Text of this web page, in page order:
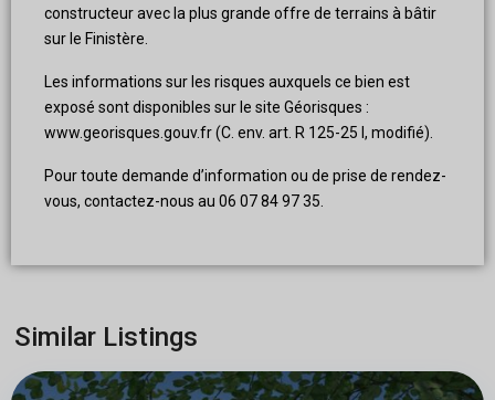
constructeur avec la plus grande offre de terrains à bâtir
sur le Finistère.
Les informations sur les risques auxquels ce bien est
exposé sont disponibles sur le site Géorisques :
www.georisques.gouv.fr (C. env. art. R 125-25 I, modifié).
Pour toute demande d’information ou de prise de rendez-
vous, contactez-nous au 06 07 84 97 35.
Similar Listings